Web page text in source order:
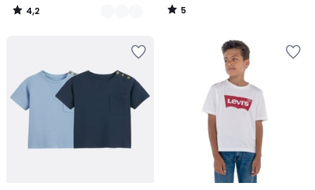
15,96
19,95
20%
de
réduction
appliquée.
4,2
/
5
/